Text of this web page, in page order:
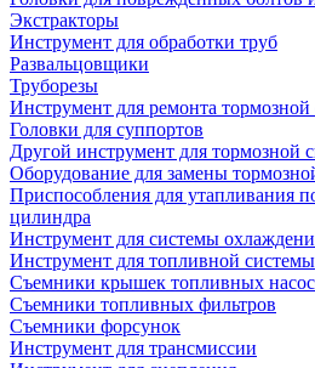
Экстракторы
Инструмент для обработки труб
Развальцовщики
Труборезы
Инструмент для ремонта
Головки для суппортов
Другой инструмент для тормозной
Оборудование для замены
Приспособления для утапливания
цилиндра
Инструмент для системы
Инструмент для топливной системы
Съемники крышек топливных
Съемники топливных фильтров
Съемники форсунок
Инструмент для трансмиссии